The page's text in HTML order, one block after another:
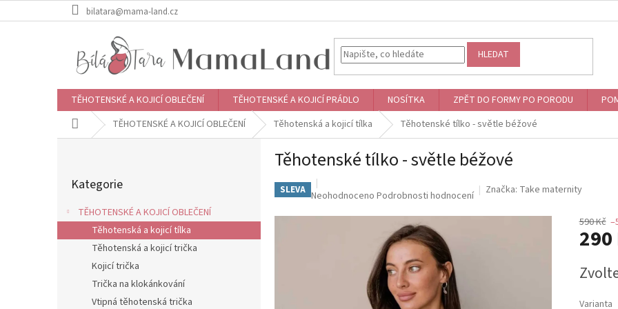
na
bilatara@mama-land.cz
HLEDAT
TĚHOTENSKÉ A KOJICÍ OBLEČENÍ TĚHOTENSKÉ A KOJICÍ PRÁDLO NOSÍTKA ZPĚT DO FORMY PO PORODU
Domů TĚHOTENSKÉ A KOJICÍ OBLEČENÍ Těhotenská a kojicí tílka Těhotenské tílko - světle béžové
a
n
kategorie
Kategorie
TĚHOTENSKÉ A KOJICÍ OBLEČENÍ
Těhotenská a kojicí tílka
Těhotenská a kojicí trička
Kojicí trička
Trička na klokánkování
Vtipná těhotenská trička
Těhotenské tílko - světle béžové
SLEVA Průměrné
Neohodnoceno Podrobnosti hodnocení Značka: Take maternity
590 Kč
290
cena:
Varianta